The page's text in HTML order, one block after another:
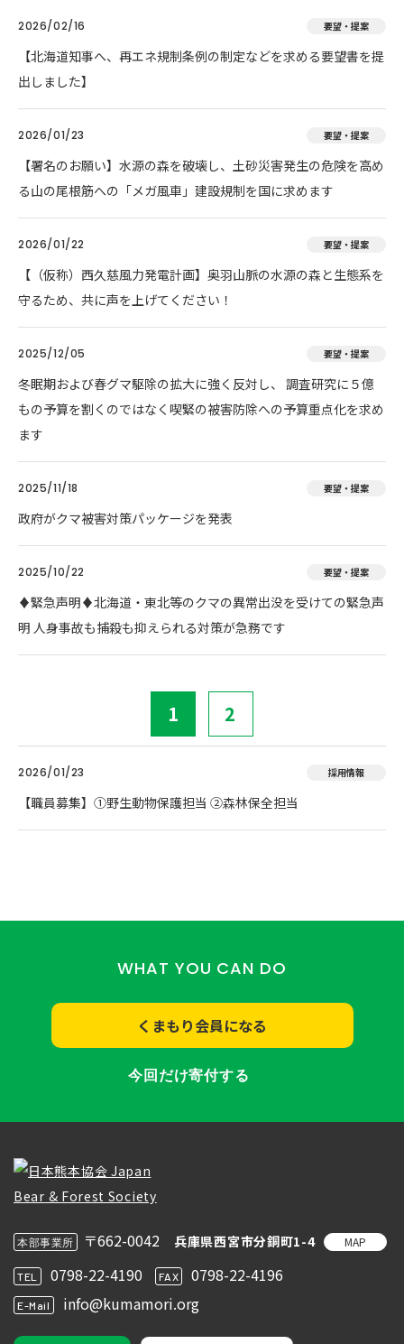
2026/02/16 要望・提案
【北海道知事へ、再エネ規制条例の制定などを求める要望書を提
出しました】
2026/01/23 要望・提案
【署名のお願い】水源の森を破壊し、土砂災害発生の危険を高め
る山の尾根筋への「メガ風車」建設規制を国に求めます
2026/01/22 要望・提案
【（仮称）西久慈風力発電計画】奥羽山脈の水源の森と生態系を
守るため、共に声を上げてください！
2025/12/05 要望・提案
冬眠期および春グマ駆除の拡大に強く反対し、 調査研究に５億
もの予算を割くのではなく喫緊の被害防除への予算重点化を求め
ます
2025/11/18 要望・提案
政府がクマ被害対策パッケージを発表
2025/10/22 要望・提案
♦️緊急声明♦️北海道・東北等のクマの異常出没を受けての緊急声
明 人身事故も捕殺も抑えられる対策が急務です
1 2
2026/01/23 採用情報
【職員募集】①野生動物保護担当 ②森林保全担当
WHAT YOU CAN DO
くまもり会員になる
今回だけ寄付する
本部事業所 〒662-0042 兵庫県西宮市分銅町1-4 MAP
TEL 0798-22-4190 FAX 0798-22-4196
E-Mail info@kumamori.org